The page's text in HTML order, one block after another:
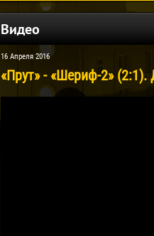
Видео
16 Апреля 2016
«Прут» - «Шериф-2»